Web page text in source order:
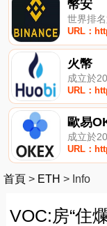
幣安
世界排
URL：
火幣
成立於
URL：
歐易
成立於
URL：
首頁 > ETH > Info
VOC:房“住